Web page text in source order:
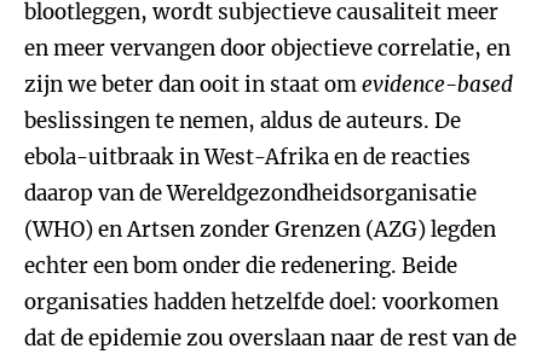
blootleggen, wordt subjectieve causaliteit meer
en meer vervangen door objectieve correlatie, en
zijn we beter dan ooit in staat omevidence-based
beslissingen te nemen, aldus de auteurs. De
ebola-uitbraak in West-Afrika en de reacties
daarop van de Wereldgezondheidsorganisatie
(WHO) en Artsen zonder Grenzen (AZG) legden
echter een bom onder die redenering. Beide
organisaties hadden hetzelfde doel: voorkomen
dat de epidemie zou overslaan naar de rest van de